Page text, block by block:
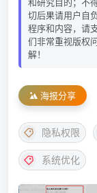
切后果请用户自
程序和内容，请
们非常重视版权
解！
海报分享
隐私权限
系统优化